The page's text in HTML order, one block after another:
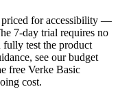
priced for accessibility —
7-day trial requires no
fully test the product
see our budget
free Verke Basic
cost.